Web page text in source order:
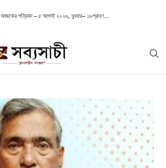
আজকের পত্রিকা – ৫ আগস্ট ২০২৬, বুধবার– ১৯শ্রাবণ...